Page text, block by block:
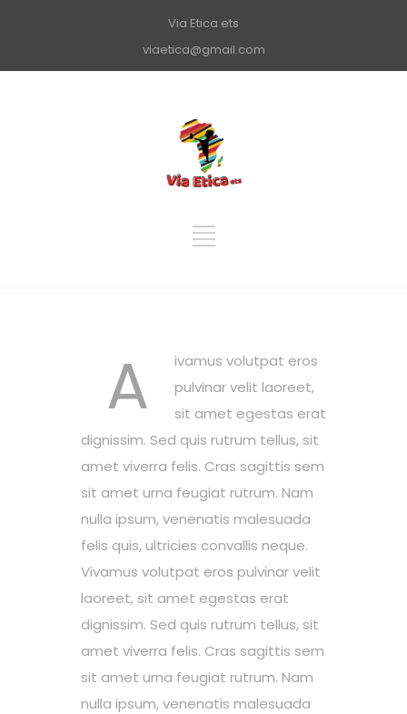
Via Etica ets
viaetica@gmail.com
A
ivamus volutpat eros
pulvinar velit laoreet,
sit amet egestas erat
dignissim. Sed quis rutrum tellus, sit
amet viverra felis. Cras sagittis sem
sit amet urna feugiat rutrum. Nam
nulla ipsum, venenatis malesuada
felis quis, ultricies convallis neque.
Vivamus volutpat eros pulvinar velit
laoreet, sit amet egestas erat
dignissim. Sed quis rutrum tellus, sit
amet viverra felis. Cras sagittis sem
sit amet urna feugiat rutrum. Nam
nulla ipsum, venenatis malesuada